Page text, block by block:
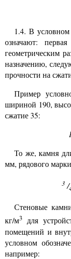
1.4. В
означают:
геометрическим
назначению,
прочности на
Пример
шириной 190,
сжатие35:
I
То же, камня
мм, рядового
3/
Стеновые
кг/м3
для
помещений и
условном
например: